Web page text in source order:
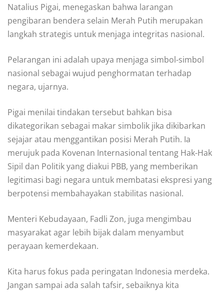
Natalius Pigai, menegaskan bahwa larangan
pengibaran bendera selain Merah Putih merupakan
langkah strategis untuk menjaga integritas nasional.
Pelarangan ini adalah upaya menjaga simbol-simbol
nasional sebagai wujud penghormatan terhadap
negara, ujarnya.
Pigai menilai tindakan tersebut bahkan bisa
dikategorikan sebagai makar simbolik jika dikibarkan
sejajar atau menggantikan posisi Merah Putih. Ia
merujuk pada Kovenan Internasional tentang Hak-Hak
Sipil dan Politik yang diakui PBB, yang memberikan
legitimasi bagi negara untuk membatasi ekspresi yang
berpotensi membahayakan stabilitas nasional.
Menteri Kebudayaan, Fadli Zon, juga mengimbau
masyarakat agar lebih bijak dalam menyambut
perayaan kemerdekaan.
Kita harus fokus pada peringatan Indonesia merdeka.
Jangan sampai ada salah tafsir, sebaiknya kita